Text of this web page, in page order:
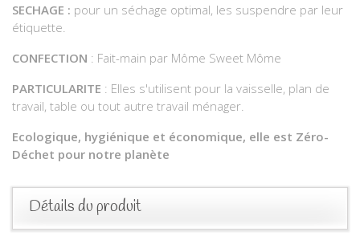
SECHAGE : pour un séchage optimal, les suspendre par leur
étiquette.
CONFECTION : Fait-main par Môme Sweet Môme
PARTICULARITE : Elles s'utilisent pour la vaisselle, plan de
travail, table ou tout autre travail ménager.
Ecologique, hygiénique et économique, elle est Zéro-
Déchet pour notre planète
Détails du produit